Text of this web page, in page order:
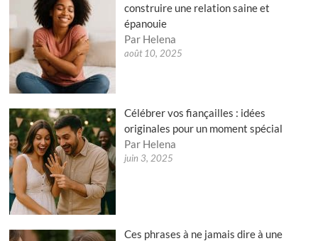
construire une relation saine et
épanouie
Par Helena
août 10, 2025
Célébrer vos fiançailles : idées
originales pour un moment spécial
Par Helena
juin 3, 2025
Ces phrases à ne jamais dire à une